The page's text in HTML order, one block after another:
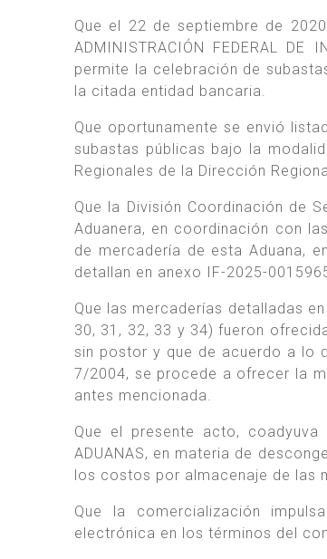
Que el 22 de septiembre de
ADMINISTRACIÓN FEDERAL DE
permite la celebración de
la citada entidad bancaria.
Que oportunamente se envió
subastas públicas bajo la
Regionales de la Dirección
Que la División Coordinación de
Aduanera, en coordinación con
de mercadería de esta Aduana,
detallan en anexo IF-2025-
Que las mercaderías detalladas
30, 31, 32, 33 y 34) fueron
sin postor y que de acuerdo a lo
7/2004, se procede a ofrecer la
antes mencionada.
Que el presente acto, coadyuva
ADUANAS, en materia de
los costos por almacenaje de las
Que la comercialización
electrónica en los términos del